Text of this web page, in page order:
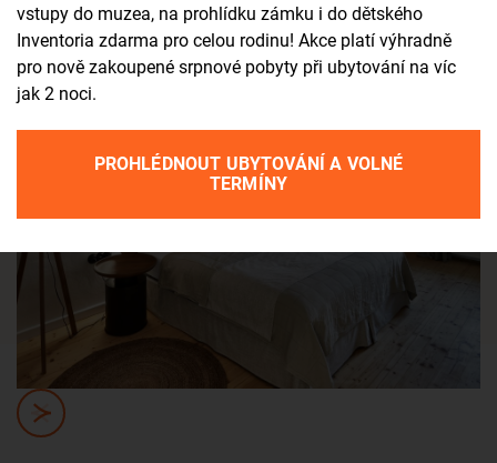
vstupy do muzea, na prohlídku zámku i do dětského
Inventoria zdarma pro celou rodinu! Akce platí výhradně
pro nově zakoupené srpnové pobyty při ubytování na víc
jak 2 noci.
PROHLÉDNOUT UBYTOVÁNÍ A VOLNÉ
TERMÍNY